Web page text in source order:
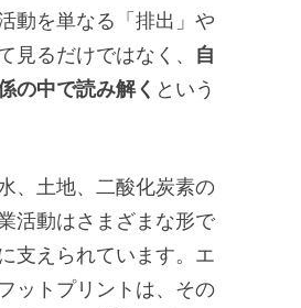
動を単なる「排出」や
見るだけではなく、 自
の中で読み解く という
、土地、二酸化炭素の
活動はさまざまな形で
支えられています。エ
ットプリントは、その